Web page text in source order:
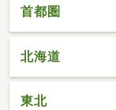
首都圏
北海道
東北